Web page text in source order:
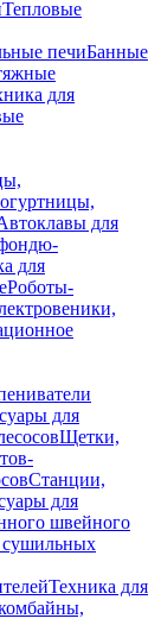
Тепловые
печиБанные
для
для
для
Роботы-
для
Щетки,
Станции,
для
швейного
сушильных
Техника для